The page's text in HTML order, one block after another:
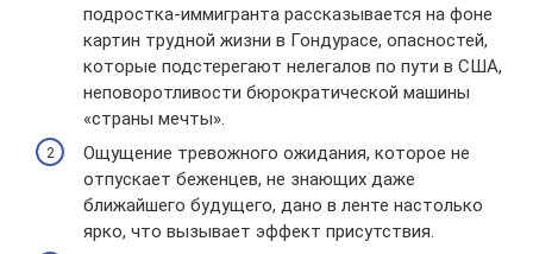
подростка-иммигранта рассказывается на фоне
картин трудной жизни в Гондурасе, опасностей,
которые подстерегают нелегалов по пути в США,
неповоротливости бюрократической машины
«страны мечты».
Ощущение тревожного ожидания, которое не
отпускает беженцев, не знающих даже
ближайшего будущего, дано в ленте настолько
ярко, что вызывает эффект присутствия.